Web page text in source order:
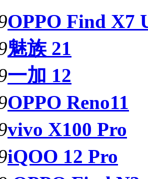
OPPO Find X7
魅族 21
一加 12
OPPO Reno11
vivo X100 Pro
iQOO 12 Pro